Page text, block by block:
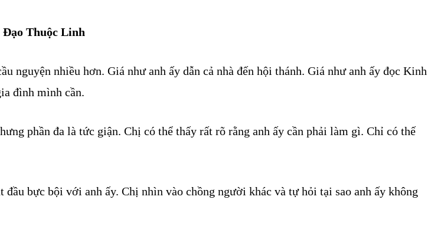
Thuộc Linh
nguyện nhiều hơn. Giá như anh ấy dẫn cả nhà đến hội thánh. Giá như anh ấy đọc Kinh
đình mình cần.
phần đa là tức giận. Chị có thể thấy rất rõ rằng anh ấy cần phải làm gì. Chỉ có thế
bực bội với anh ấy. Chị nhìn vào chồng người khác và tự hỏi tại sao anh ấy không